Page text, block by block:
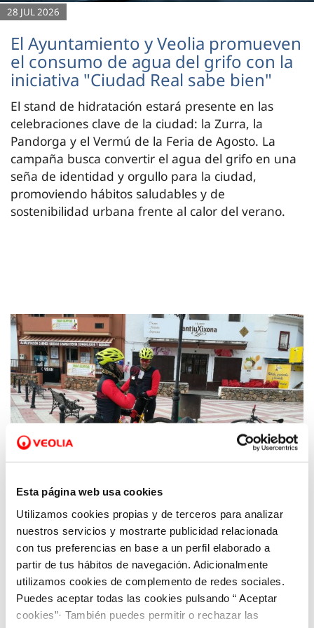
Esta página web usa cookies
Utilizamos cookies propias y de terceros para analizar
nuestros servicios y mostrarte publicidad relacionada
con tus preferencias en base a un perfil elaborado a
partir de tus hábitos de navegación. Adicionalmente
utilizamos cookies de complemento de redes sociales.
Puedes aceptar todas las cookies pulsando “ Aceptar
cookies”· También puedes permitir o rechazar las
28 JUL 2026
El Ayuntamiento y Veolia promueven
el consumo de agua del grifo con la
iniciativa "Ciudad Real sabe bien"
El stand de hidratación estará presente en las
celebraciones clave de la ciudad: la Zurra, la
Pandorga y el Vermú de la Feria de Agosto. La
campaña busca convertir el agua del grifo en una
seña de identidad y orgullo para la ciudad,
promoviendo hábitos saludables y de
sostenibilidad urbana frente al calor del verano.
27 ENE 2020
Los vecinos y vecinas de Ruidera ya beben
agua de la nueva ETAP, gestionada por
Aquona